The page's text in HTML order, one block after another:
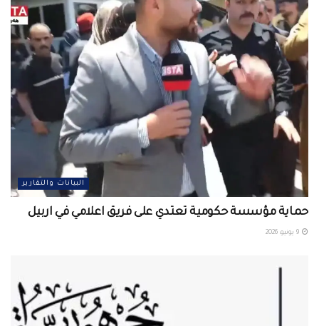
البيانات والتقارير
حماية مؤسسة حكومية تعتدي على فريق اعلامي في اربيل ‏